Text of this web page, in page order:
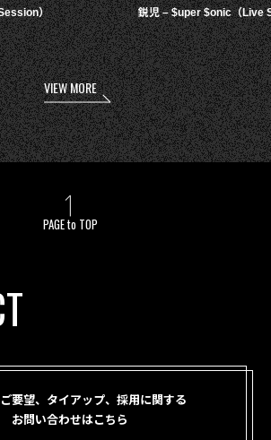
） 鋭児 – $uper $onic（Live
VIEW MORE
PAGE to TOP
要望、タイアップ、採用に関する
お問い合わせはこちら